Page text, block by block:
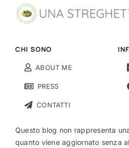
CHI SONO
ABOUT ME
PRESS
CONTATTI
Questo blog non rappresenta
quanto viene aggiornato senza